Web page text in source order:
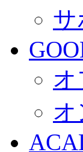
サ
オ